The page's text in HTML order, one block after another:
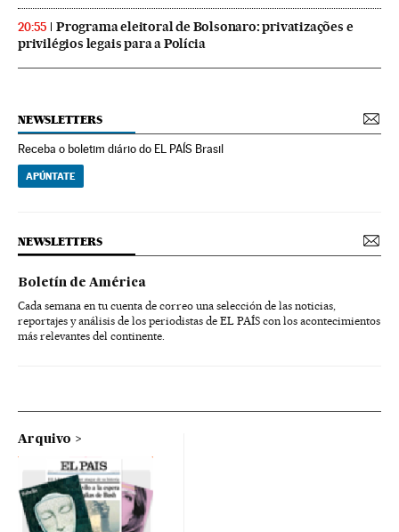
20:55
Programa eleitoral de Bolsonaro: privatizações e
privilégios legais para a Polícia
NEWSLETTERS
Receba o boletim diário do EL PAÍS Brasil
APÚNTATE
NEWSLETTERS
Boletín de América
Cada semana en tu cuenta de correo una selección de las noticias,
reportajes y análisis de los periodistas de EL PAÍS con los acontecimientos
más relevantes del continente.
Arquivo